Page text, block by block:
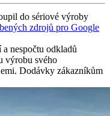
do sériové výroby
zdrojů pro Google
nespočtu odkladů
výrobu svého
Dodávky zákazníkům